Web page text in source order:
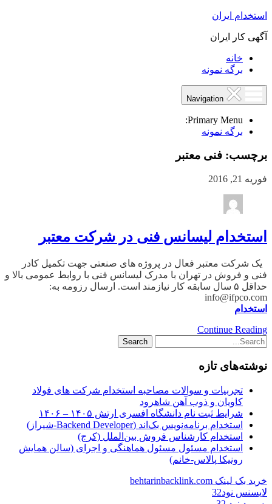
استخدام ایران
آگهی کار ایران
خانه
برگه نمونه
Primary Menu:
برگه نمونه
برچسب: فنی معتبر
فوریه 21, 2016
استخدام لیسانس فنی در شرکت معتبر
یک شرکت معتبر فعال در پروژه های صنعتی جهت تکمیل کادر
فنی و فروش در تهران با مدرک لیسانس فنی با روابط عمومی بالا و
حداقل ۵ سال سابقه کار نیازمند است. ارسال رزومه به:
info@ifpco.com
استخدام
Continue Reading
نوشته‌های تازه
تجربیات و سوالات مصاحبه استخدام شرکت های فولاد
کاویان و ذوب آهن شاهرود
شرایط ثبت نام دانشگاه افسری ارتش ۱۴۰۵ – ۱۴۰۶
استخدام برنامه‌نویس بک‌اند (Backend Developer-شیراز)
استخدام کارشناس فروش بین‌الملل (کرج)
استخدام مسئول مسئول هماهنگی و اجرای (سالن همایش
رونیکا پالاس-خانم)
خرید بک لینک behtarinbacklink.com
لایسنس نود32